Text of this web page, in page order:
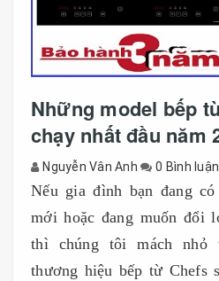
Những model bếp
chạy nhất đầu năm
Nguyễn Vân Anh 0 Bình luận
Nếu gia đình bạn đang
mới hoặc đang muốn đổi
thì chúng tôi mách nhỏ
thương hiệu bếp từ Chefs